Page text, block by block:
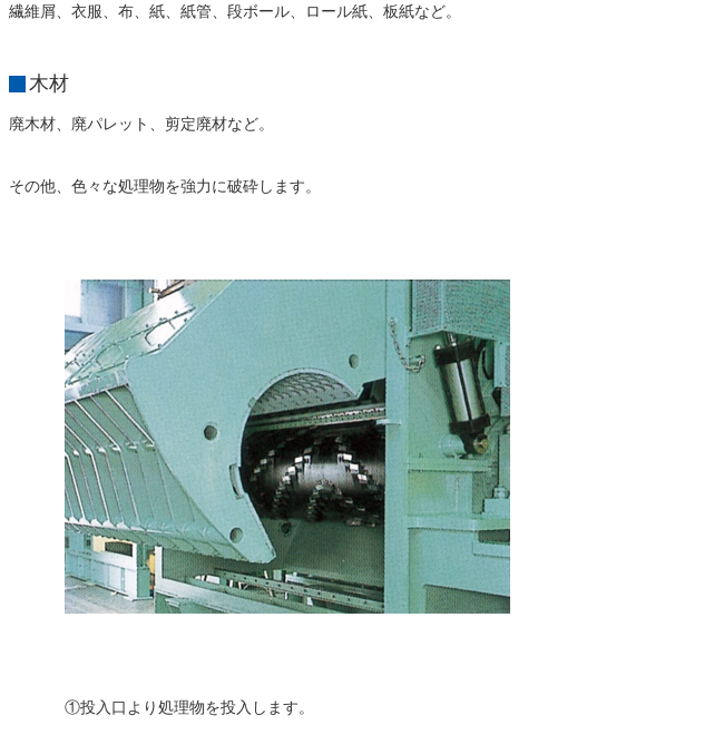
繊維屑、衣服、布、紙、紙管、段ボール、ロール紙、板紙など。
木材
廃木材、廃パレット、剪定廃材など。
その他、色々な処理物を強力に破砕します。
①投入口より処理物を投入します。